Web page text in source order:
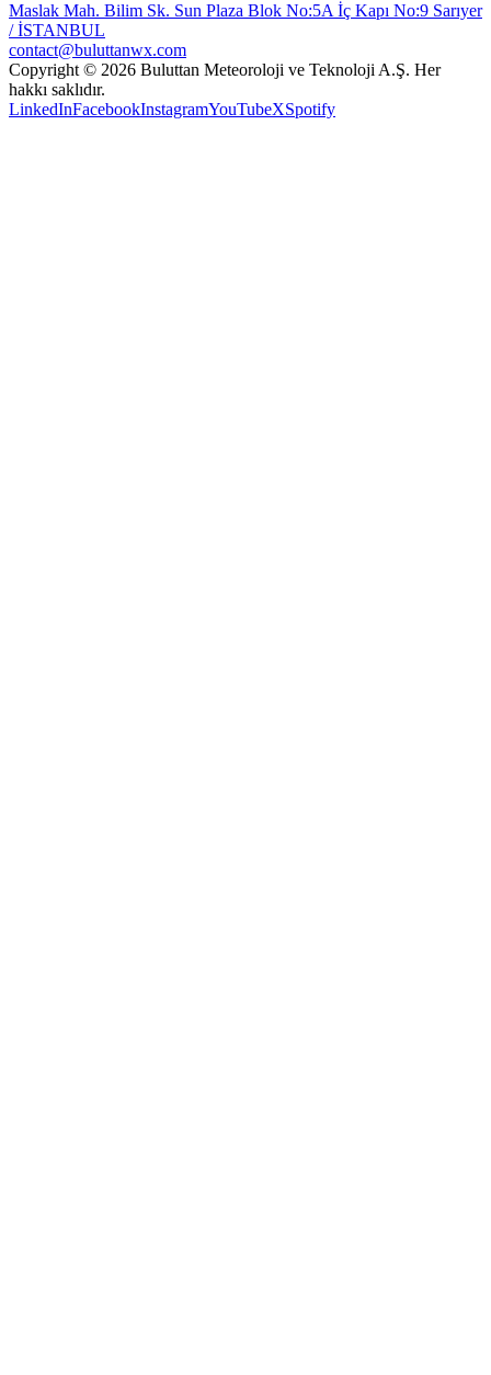
Maslak Mah. Bilim Sk. Sun Plaza Blok No:5A İç Kapı No:9 Sarıyer
/ İSTANBUL
contact@buluttanwx.com
Copyright © 2026 Buluttan Meteoroloji ve Teknoloji A.Ş. Her
hakkı saklıdır.
LinkedInFacebookInstagramYouTubeXSpotify